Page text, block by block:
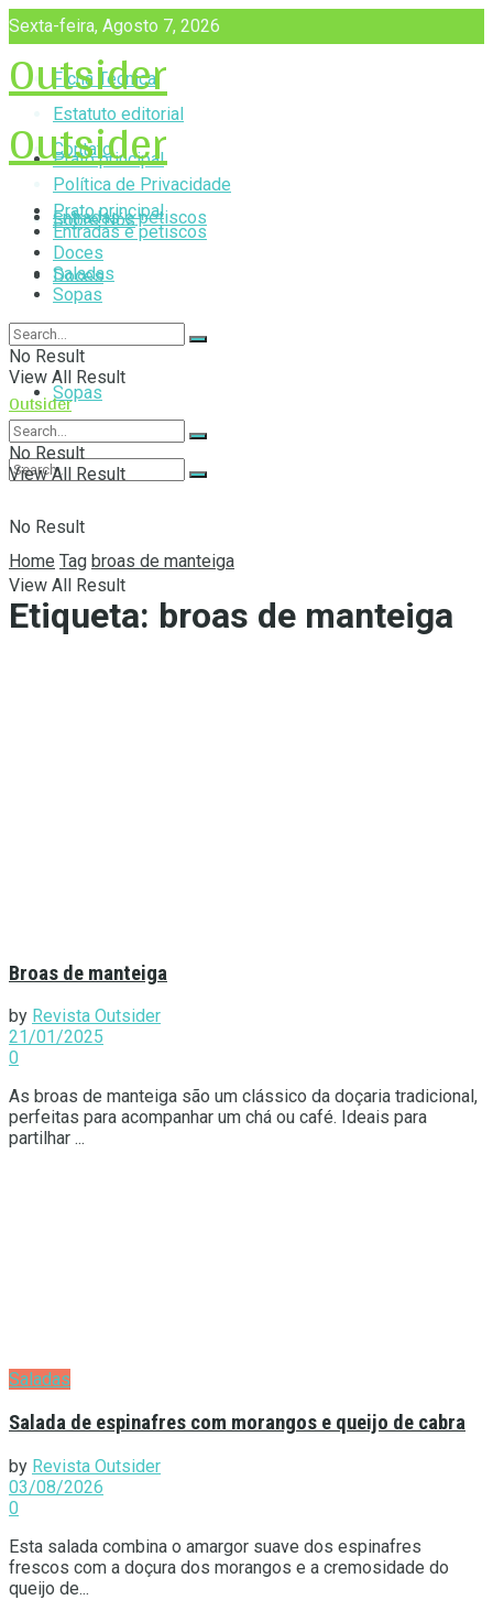
Sexta-feira, Agosto 7, 2026
Ficha Técnica
Estatuto editorial
Contato
Política de Privacidade
Sobre Nós
Outsider
Prato principal
Entradas e petiscos
Doces
Saladas
Sopas
No Result
View All Result
Outsider
Prato principal
Entradas e petiscos
Doces
Saladas
Sopas
No Result
View All Result
Outsider
No Result
View All Result
Home Tag broas de manteiga
Etiqueta: broas de manteiga
Broas de manteiga
by Revista Outsider
21/01/2025
0
As broas de manteiga são um clássico da doçaria tradicional,
perfeitas para acompanhar um chá ou café. Ideais para
partilhar ...
Saladas
Salada de espinafres com morangos e queijo de cabra
by Revista Outsider
03/08/2026
0
Esta salada combina o amargor suave dos espinafres
frescos com a doçura dos morangos e a cremosidade do
queijo de...